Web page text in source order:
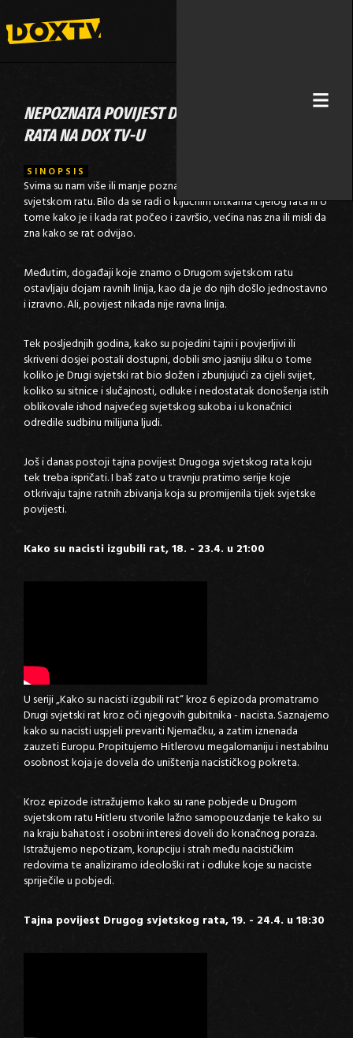
NEPOZNATA POVIJEST DRUGOG SVJETSKOG
RATA NA DOX TV-U
SINOPSIS
Svima su nam više ili manje poznate činjenice o Drugom
svjetskom ratu. Bilo da se radi o ključnim bitkama cijelog rata ili o
tome kako je i kada rat počeo i završio, većina nas zna ili misli da
zna kako se rat odvijao.
Međutim, događaji koje znamo o Drugom svjetskom ratu
ostavljaju dojam ravnih linija, kao da je do njih došlo jednostavno
i izravno. Ali, povijest nikada nije ravna linija.
Tek posljednjih godina, kako su pojedini tajni i povjerljivi ili
skriveni dosjei postali dostupni, dobili smo jasniju sliku o tome
koliko je Drugi svjetski rat bio složen i zbunjujući za cijeli svijet,
koliko su sitnice i slučajnosti, odluke i nedostatak donošenja istih
oblikovale ishod najvećeg svjetskog sukoba i u konačnici
odredile sudbinu milijuna ljudi.
Još i danas postoji tajna povijest Drugoga svjetskog rata koju
tek treba ispričati. I baš zato u travnju pratimo serije koje
otkrivaju tajne ratnih zbivanja koja su promijenila tijek svjetske
povijesti.
Kako su nacisti izgubili rat, 18. - 23.4. u 21:00
U seriji „Kako su nacisti izgubili rat“ kroz 6 epizoda promatramo
Drugi svjetski rat kroz oči njegovih gubitnika - nacista. Saznajemo
kako su nacisti uspjeli prevariti Njemačku, a zatim iznenada
zauzeti Europu. Propitujemo Hitlerovu megalomaniju i nestabilnu
osobnost koja je dovela do uništenja nacističkog pokreta.
Kroz epizode istražujemo kako su rane pobjede u Drugom
svjetskom ratu Hitleru stvorile lažno samopouzdanje te kako su
na kraju bahatost i osobni interesi doveli do konačnog poraza.
Istražujemo nepotizam, korupciju i strah među nacističkim
redovima te analiziramo ideološki rat i odluke koje su naciste
spriječile u pobjedi.
Tajna povijest Drugog svjetskog rata, 19. - 24.4. u 18:30